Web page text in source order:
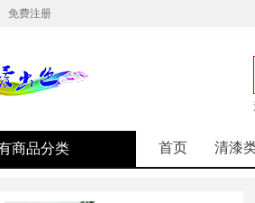
免费注册
商品分类 首页 清漆